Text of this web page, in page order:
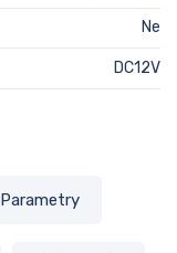
Ne
DC12V
Parametry